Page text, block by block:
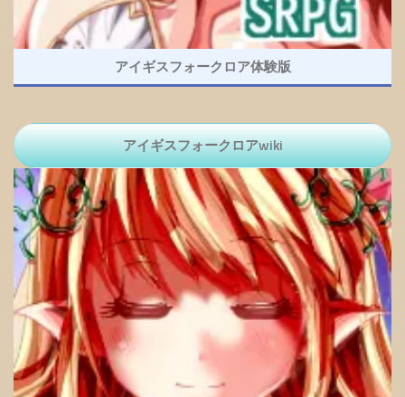
アイギスフォークロア体験版
アイギスフォークロアwiki